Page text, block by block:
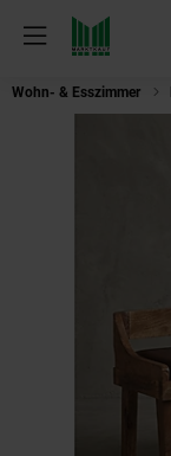
Menü
Wohn- & Esszimmer